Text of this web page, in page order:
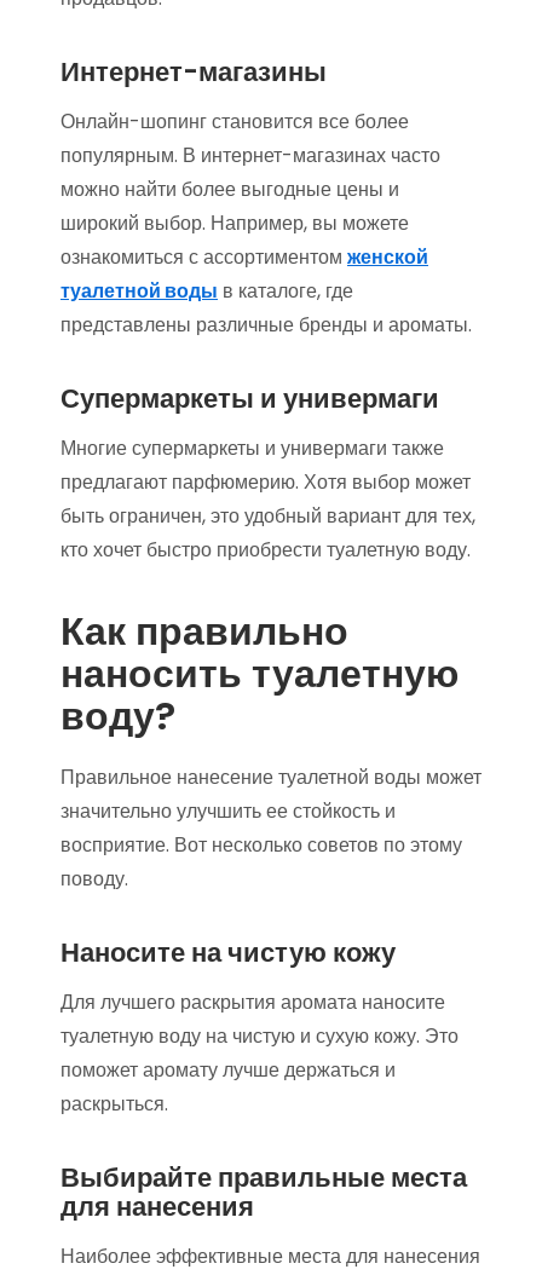
Интернет-магазины
Онлайн-шопинг становится все более
популярным. В интернет-магазинах часто
можно найти более выгодные цены и
широкий выбор. Например, вы можете
ознакомиться с ассортиментом женской
туалетной воды в каталоге, где
представлены различные бренды и ароматы.
Супермаркеты и универмаги
Многие супермаркеты и универмаги также
предлагают парфюмерию. Хотя выбор может
быть ограничен, это удобный вариант для тех,
кто хочет быстро приобрести туалетную воду.
Как правильно
наносить туалетную
воду?
Правильное нанесение туалетной воды может
значительно улучшить ее стойкость и
восприятие. Вот несколько советов по этому
поводу.
Наносите на чистую кожу
Для лучшего раскрытия аромата наносите
туалетную воду на чистую и сухую кожу. Это
поможет аромату лучше держаться и
раскрыться.
Выбирайте правильные места
для нанесения
Наиболее эффективные места для нанесения